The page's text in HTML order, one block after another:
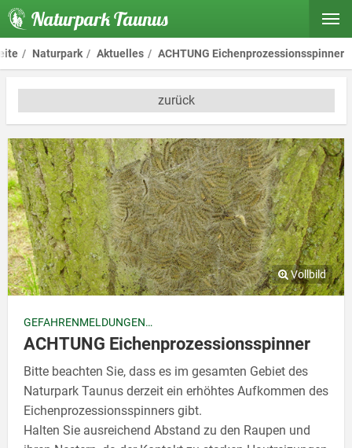
Naturpark Taunus
Naturpark Aktuelles ACHTUNG Eichenprozessionsspinner
zurück
GEFAHRENMELDUNGEN
ACHTUNG Eichenprozessionsspinner
Bitte beachten Sie, dass es im gesamten Gebiet des
Naturpark Taunus derzeit ein erhöhtes Aufkommen des
Eichenprozessionsspinners gibt.
Halten Sie ausreichend Abstand zu den Raupen und